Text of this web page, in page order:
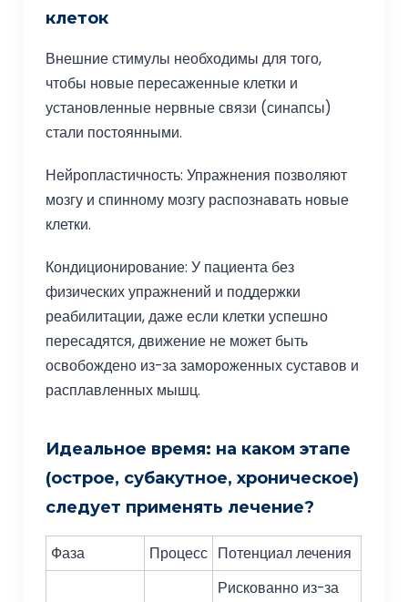
клеток
Внешние стимулы необходимы для того,
чтобы новые пересаженные клетки и
установленные нервные связи (синапсы)
стали постоянными.
Нейропластичность: Упражнения позволяют
мозгу и спинному мозгу распознавать новые
клетки.
Кондиционирование: У пациента без
физических упражнений и поддержки
реабилитации, даже если клетки успешно
пересадятся, движение не может быть
освобождено из-за замороженных суставов и
расплавленных мышц.
Идеальное время: на каком этапе
(острое, субакутное, хроническое)
следует применять лечение?
Фаза Процесс Потенциал лечения
Рискованно из-за